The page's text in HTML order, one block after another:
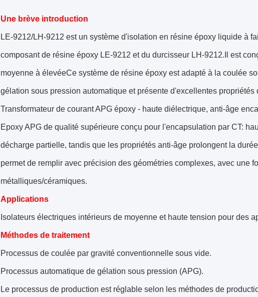
Une brève introduction
LE-9212/LH-9212 est un système d'isolation en résine époxy liquide à
composant de résine époxy LE-9212 et du durcisseur LH-9212.Il est
moyenne à élevéeCe système de résine époxy est adapté à la coulée
gélation sous pression automatique et présente d'excellentes
Transformateur de courant APG époxy - haute diélectrique, anti-âge
Epoxy APG de qualité supérieure conçu pour l'encapsulation par CT:
décharge partielle, tandis que les propriétés anti-âge prolongent la
permet de remplir avec précision des géométries complexes, avec une
métalliques/céramiques.
Applications
Isolateurs électriques intérieurs de moyenne et haute tension pour des
Méthodes de traitement
Processus de coulée par gravité conventionnelle sous vide.
Processus automatique de gélation sous pression (APG).
Le processus de production est réglable selon les méthodes de